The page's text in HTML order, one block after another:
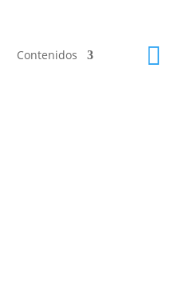
Contenidos
